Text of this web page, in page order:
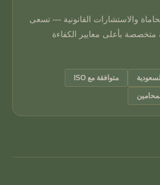
والاستشارات القانونية — تسعى
متخصصة بأعلى معايير الكفاءة
متوافقة مع ISO